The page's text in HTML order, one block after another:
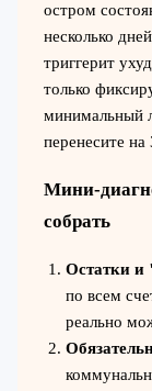
остром
несколько
триггерит
только
минимальный
перенесите на
Мини-
собрать
Остатки и
по всем
реально